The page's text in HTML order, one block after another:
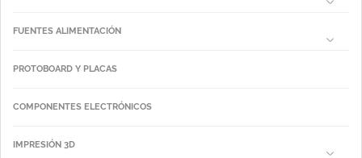
FUENTES ALIMENTACIÓN
PROTOBOARD Y PLACAS
COMPONENTES ELECTRÓNICOS
IMPRESIÓN 3D